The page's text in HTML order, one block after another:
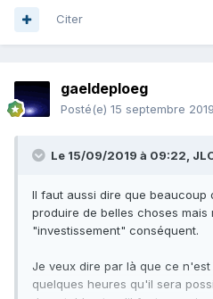
Citer
gaeldeploeg
Posté(e) 15 septembre 2019
Le 15/09/2019 à 09:22,
Il faut aussi dire que beaucoup
produire de belles choses mais
"investissement" conséquent.
Je veux dire par là que ce
quelques heures qu'il sera